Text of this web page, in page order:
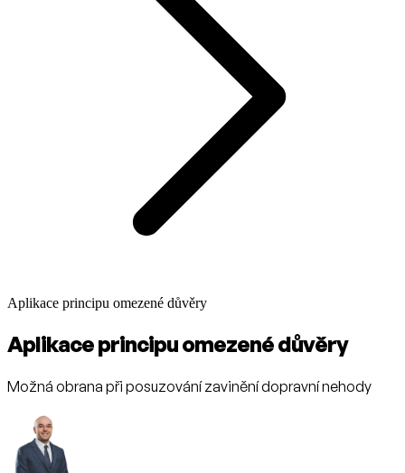
Aplikace principu omezené důvěry
Aplikace principu omezené důvěry
Možná obrana při posuzování zavinění dopravní nehody